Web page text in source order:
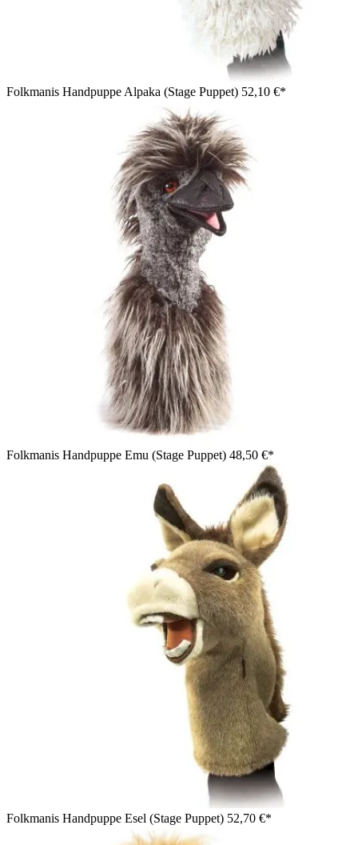
Folkmanis Handpuppe Alpaka (Stage Puppet) 52,10 €*
Folkmanis Handpuppe Emu (Stage Puppet) 48,50 €*
Folkmanis Handpuppe Esel (Stage Puppet) 52,70 €*